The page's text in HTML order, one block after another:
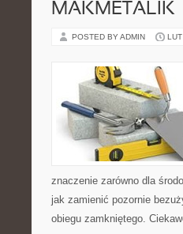
MAKMETALIK
POSTED BY ADMIN
znaczenie zarówno dla
jak zamienić pozornie
obiegu zamkniętego.